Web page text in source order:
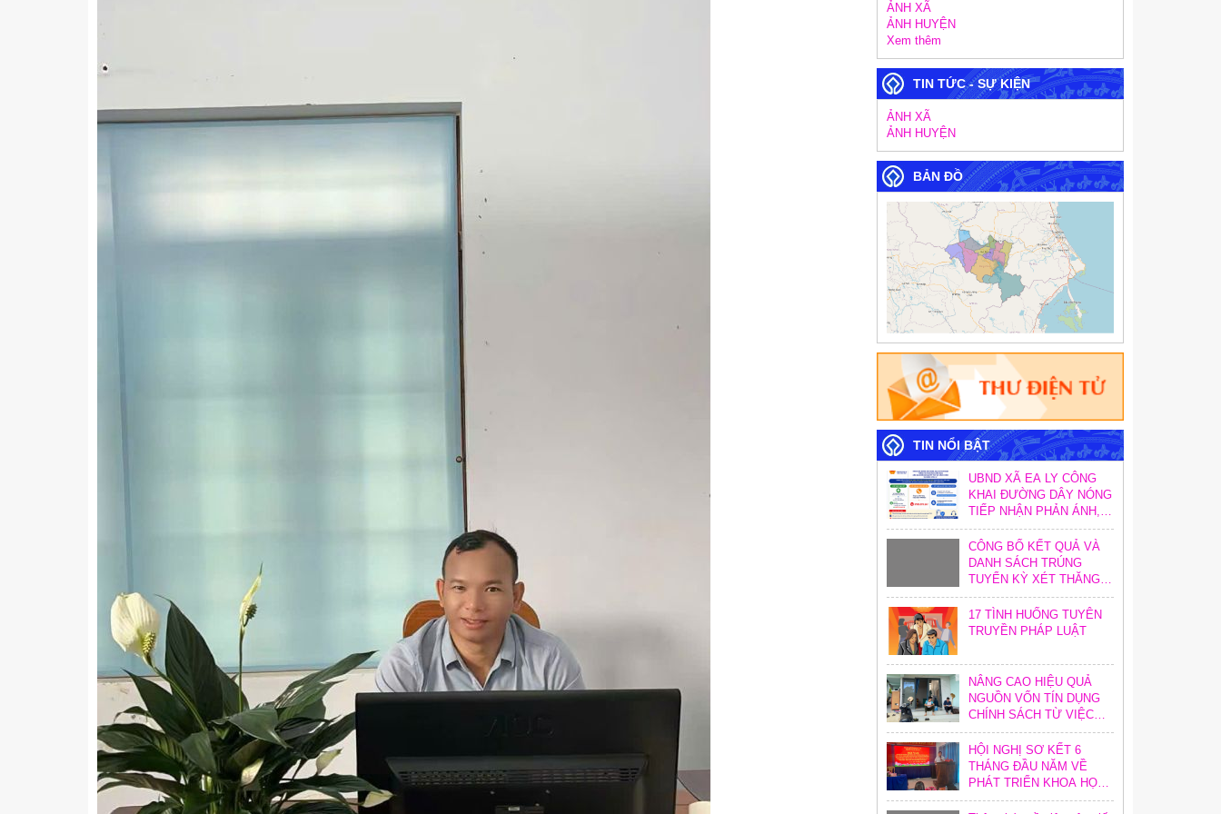
ẢNH XÃ
ẢNH HUYỆN
Xem thêm
TIN TỨC - SỰ KIỆN
ẢNH XÃ
ẢNH HUYỆN
BẢN ĐỒ
TIN NỔI BẬT
UBND XÃ EA LY CÔNG
KHAI ĐƯỜNG DÂY NÓNG
TIẾP NHẬN PHẢN ÁNH,
KIẾN NGHỊ VỀ THỦ TỤC
HÀNH CHÍNH
CÔNG BỐ KẾT QUẢ VÀ
DANH SÁCH TRÚNG
TUYỂN KỲ XÉT THĂNG
HẠNG CHỨC DANH NGHỀ
NGHIỆP GIÁO VIÊN NĂM
2026
17 TÌNH HUỐNG TUYÊN
TRUYỀN PHÁP LUẬT
NÂNG CAO HIỆU QUẢ
NGUỒN VỐN TÍN DỤNG
CHÍNH SÁCH TỪ VIỆC
TĂNG CƯỜNG CÔNG
TÁC KIỂM TRA, KIỂM
SOÁT NỘI BỘ
HỘI NGHỊ SƠ KẾT 6
THÁNG ĐẦU NĂM VỀ
PHÁT TRIỂN KHOA HỌC,
CÔNG NGHỆ, ĐỔI MỚI